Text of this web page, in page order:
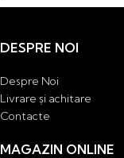
DESPRE NOI
Despre Noi
Livrare și achitare
Contacte
MAGAZIN ONLINE